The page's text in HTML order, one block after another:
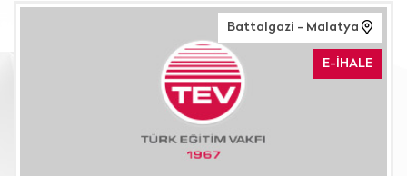
Battalgazi - Malatya
E-İHALE